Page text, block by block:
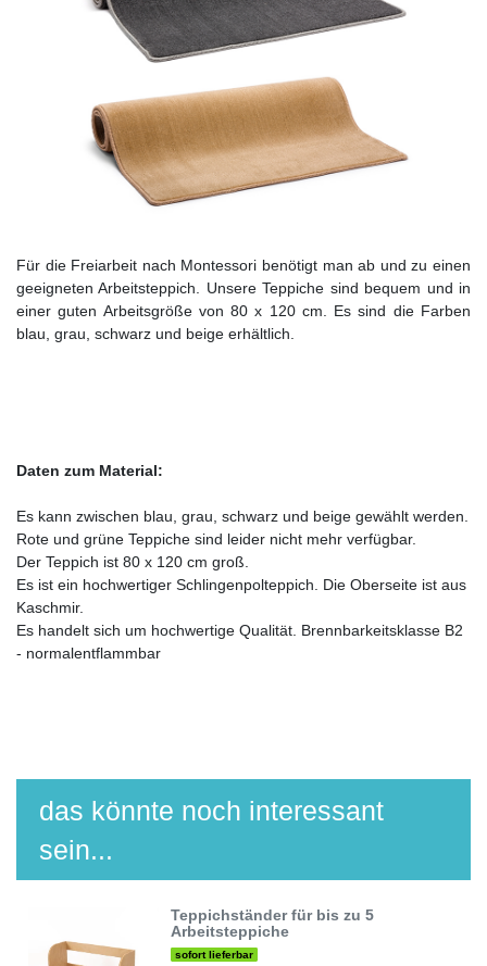
Für die Freiarbeit nach Montessori benötigt man ab und zu einen
geeigneten Arbeitsteppich. Unsere Teppiche sind bequem und in
einer guten Arbeitsgröße von 80 x 120 cm. Es sind die Farben
blau, grau, schwarz und beige erhältlich.
Daten zum Material:
Es kann zwischen blau, grau, schwarz und beige gewählt werden.
Rote und grüne Teppiche sind leider nicht mehr verfügbar.
Der Teppich ist 80 x 120 cm groß.
Es ist ein hochwertiger Schlingenpolteppich. Die Oberseite ist aus
Kaschmir.
Es handelt sich um hochwertige Qualität. Brennbarkeitsklasse B2
- normalentflammbar
das könnte noch interessant
sein...
Teppichständer für bis zu 5
Arbeitsteppiche
sofort lieferbar